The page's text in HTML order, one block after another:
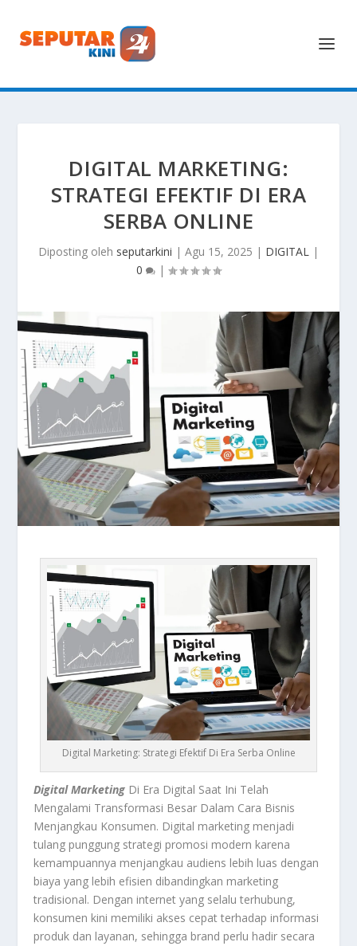
DIGITAL MARKETING:
STRATEGI EFEKTIF DI ERA
SERBA ONLINE
Diposting oleh seputarkini | Agu 15, 2025 | DIGITAL |
0
|
Digital Marketing: Strategi Efektif Di Era Serba Online
Digital Marketing Di Era Digital Saat Ini Telah
Mengalami Transformasi Besar Dalam Cara Bisnis
Menjangkau Konsumen. Digital marketing menjadi
tulang punggung strategi promosi modern karena
kemampuannya menjangkau audiens lebih luas dengan
biaya yang lebih efisien dibandingkan marketing
tradisional. Dengan internet yang selalu terhubung,
konsumen kini memiliki akses cepat terhadap informasi
produk dan layanan, sehingga brand perlu hadir secara